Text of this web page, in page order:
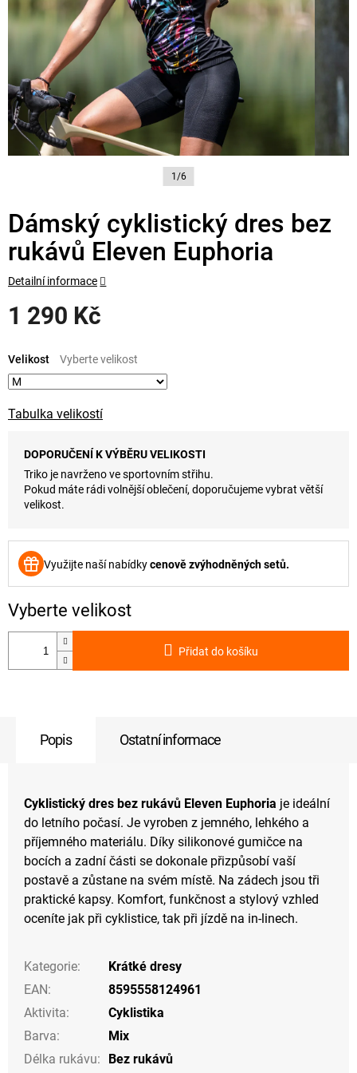
1/6
Dámský cyklistický dres bez
rukávů Eleven Euphoria
1 290 Kč
cena:
Tabulka velikostí
DOPORUČENÍ K VÝBĚRU VELIKOSTI
Triko je navrženo ve sportovním střihu.
Pokud máte rádi volnější oblečení, doporučujeme vybrat větší
velikost.
Velikost
Přidat do košíku
Využijte naší nabídkycenově zvýhodněných setů.
Detailní informace
Popis Ostatní informace
Cyklistický dres bez rukávů Eleven Euphoria je ideální
do letního počasí. Je vyroben z jemného, lehkého a
příjemného materiálu. Díky silikonové gumičce na
bocích a zadní části se dokonale přizpůsobí vaší
postavě a zůstane na svém místě. Na zádech jsou tři
praktické kapsy. Komfort, funkčnost a stylový vzhled
oceníte jak při cyklistice, tak při jízdě na in-linech.
Kategorie:
Krátké dresy
EAN:
8595558124961
Aktivita:
Cyklistika
Barva:
Mix
Délka rukávu: Bez rukávů